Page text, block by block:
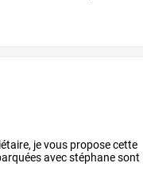
je vous propose cette
avec stéphane sont